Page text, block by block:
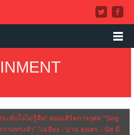
ะทับใจไม่รู้ลืม! คอนเสิร์ตการกุศล “Sing
ามทรงจำ” “เฉลียง - ปาน ธนพร - นัท มี